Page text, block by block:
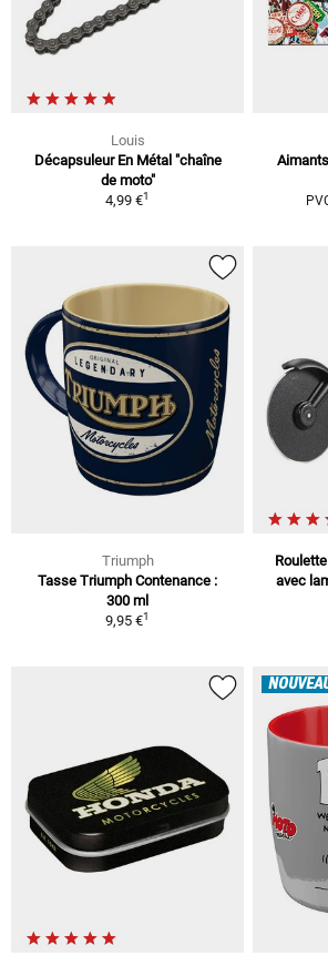
Louis
Décapsuleur En Métal "chaîne
de moto"
4,99 €1
Triumph
Tasse Triumph Contenance :
300 ml
9,95 €1
avec